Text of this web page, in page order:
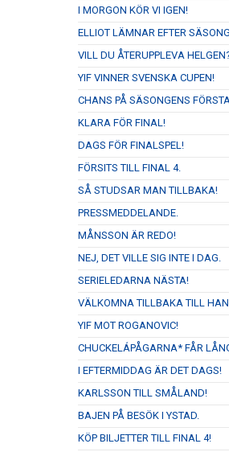
I MORGON KÖR VI IGEN!
ELLIOT LÄMNAR EFTER
VILL DU ÅTERUPPLEVA
YIF VINNER SVENSKA CUPEN!
CHANS PÅ SÄSONGENS
KLARA FÖR FINAL!
DAGS FÖR FINALSPEL!
FÖRSITS TILL FINAL 4.
SÅ STUDSAR MAN TILLBAKA!
PRESSMEDDELANDE.
MÅNSSON ÄR REDO!
NEJ, DET VILLE SIG INTE I DAG.
SERIELEDARNA NÄSTA!
VÄLKOMNA TILLBAKA TILL
YIF MOT ROGANOVIC!
CHUCKELÁPÅGARNA* FÅR
I EFTERMIDDAG ÄR DET DAGS!
KARLSSON TILL SMÅLAND!
BAJEN PÅ BESÖK I YSTAD.
KÖP BILJETTER TILL FINAL 4!